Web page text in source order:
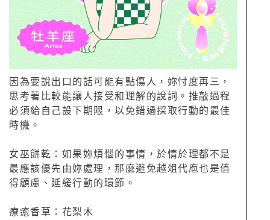
因為要說出口的話可能有點傷人，妳忖度再三，
思考著比較能讓人接受和理解的說詞。推敲過程
必須給自己設下期限，以免錯過採取行動的最佳
時機。
女巫餅乾：如果妳煩惱的事情，於情於理都不是
最應該優先由妳處理，那麼避免越俎代庖也是值
得顧慮、延緩行動的環節。
療癒香草：花梨木